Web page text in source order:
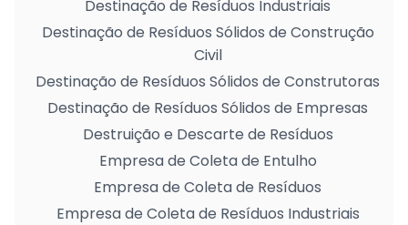
Destinação de Resíduos Industriais
Destinação de Resíduos Sólidos de Construção
Civil
Destinação de Resíduos Sólidos de Construtoras
Destinação de Resíduos Sólidos de Empresas
Destruição e Descarte de Resíduos
Empresa de Coleta de Entulho
Empresa de Coleta de Resíduos
Empresa de Coleta de Resíduos Industriais